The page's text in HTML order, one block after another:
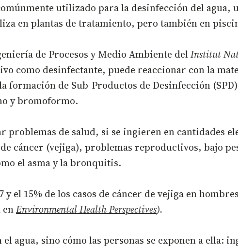
utilizado para la desinfección del agua,
en plantas de tratamiento, pero también en
de Procesos y Medio Ambiente delInstitut
como desinfectante, puede reaccionar con la
formación de Sub-Productos de Desinfección
y bromoformo.
problemas de salud, si se ingieren en cantidades
cáncer (vejiga), problemas reproductivos, bajo
el asma y la bronquitis.
el 15% de los casos de cáncer de vejiga en
enEnvironmental Health Perspectives).
el agua, sino cómo las personas se exponen a ella: